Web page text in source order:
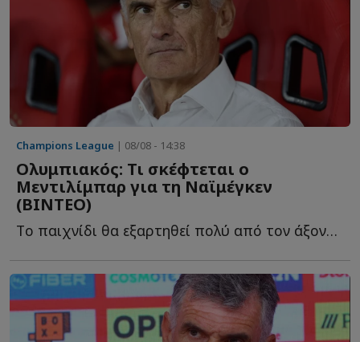
Champions League | 08/08 - 14:38
Ολυμπιακός: Τι σκέφτεται ο
Μεντιλίμπαρ για τη Ναϊμέγκεν
(ΒΙΝΤΕΟ)
Tο παιχνίδι θα εξαρτηθεί πολύ από τον άξονα του Ολυμπιακού κ...